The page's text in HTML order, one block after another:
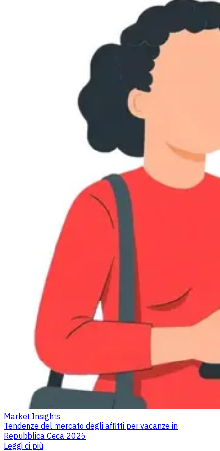
Market Insights
Tendenze del mercato degli affitti per vacanze in
Repubblica Ceca 2026
Leggi di più